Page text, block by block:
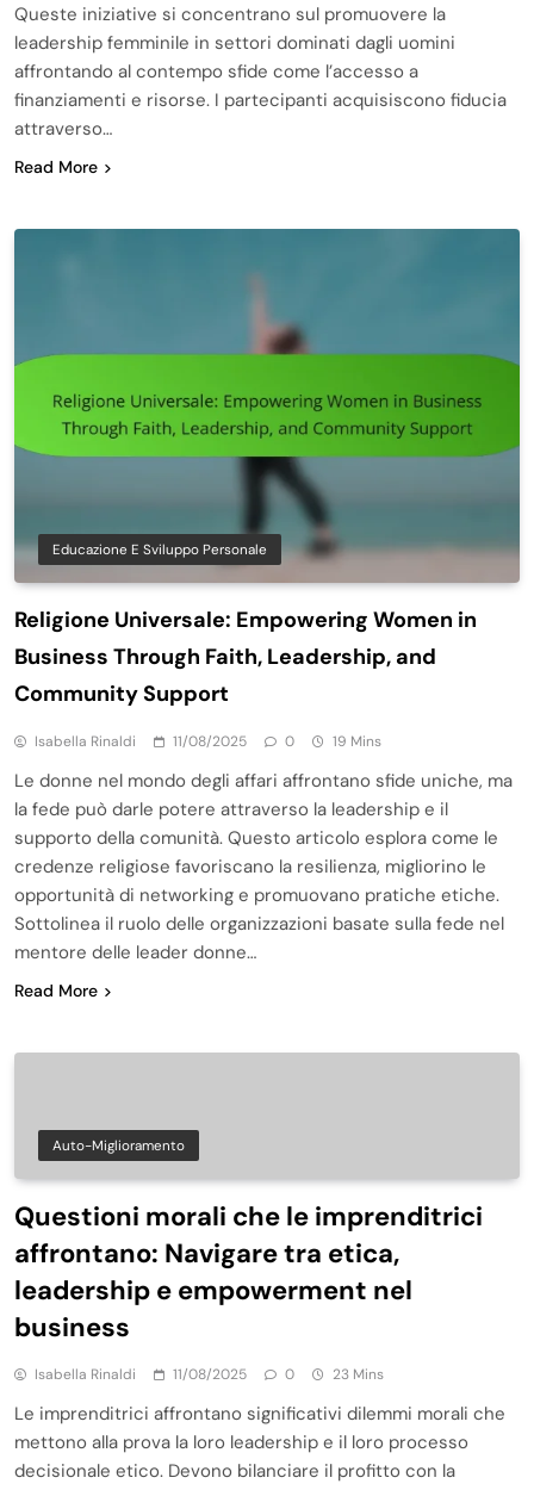
Queste iniziative si concentrano sul promuovere la
leadership femminile in settori dominati dagli uomini
affrontando al contempo sfide come l’accesso a
finanziamenti e risorse. I partecipanti acquisiscono fiducia
attraverso…
Read More
Educazione E Sviluppo Personale
Religione Universale: Empowering Women in
Business Through Faith, Leadership, and
Community Support
Isabella Rinaldi 11/08/2025 0 19 Mins
Le donne nel mondo degli affari affrontano sfide uniche, ma
la fede può darle potere attraverso la leadership e il
supporto della comunità. Questo articolo esplora come le
credenze religiose favoriscano la resilienza, migliorino le
opportunità di networking e promuovano pratiche etiche.
Sottolinea il ruolo delle organizzazioni basate sulla fede nel
mentore delle leader donne…
Read More
Auto-Miglioramento
Questioni morali che le imprenditrici
affrontano: Navigare tra etica,
leadership e empowerment nel
business
Isabella Rinaldi 11/08/2025 0 23 Mins
Le imprenditrici affrontano significativi dilemmi morali che
mettono alla prova la loro leadership e il loro processo
decisionale etico. Devono bilanciare il profitto con la